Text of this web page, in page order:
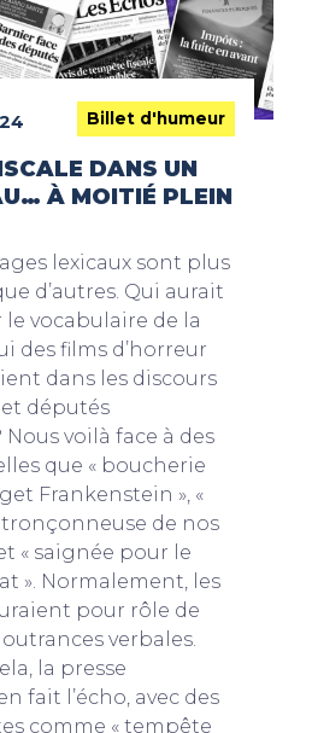
Billet d'humeur
DANS UN
À MOITIÉ PLEIN
lexicaux sont plus
d’autres. Qui aurait
le vocabulaire de la
des films d’horreur
dans les discours
députés
voilà face à des
que « boucherie
Frankenstein », «
tronçonneuse de nos
« saignée pour le
». Normalement, les
pour rôle de
verbales.
la presse
fait l’écho, avec des
comme « tempête